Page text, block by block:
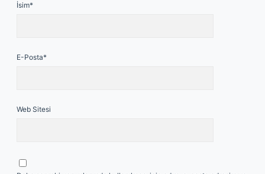
İsim*
E-Posta*
Web Sitesi